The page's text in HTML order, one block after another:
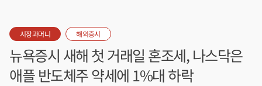
시장과머니 해외증시
뉴욕증시 새해 첫 거래일 혼조세, 나스닥은
애플 반도체주 약세에 1%대 하락